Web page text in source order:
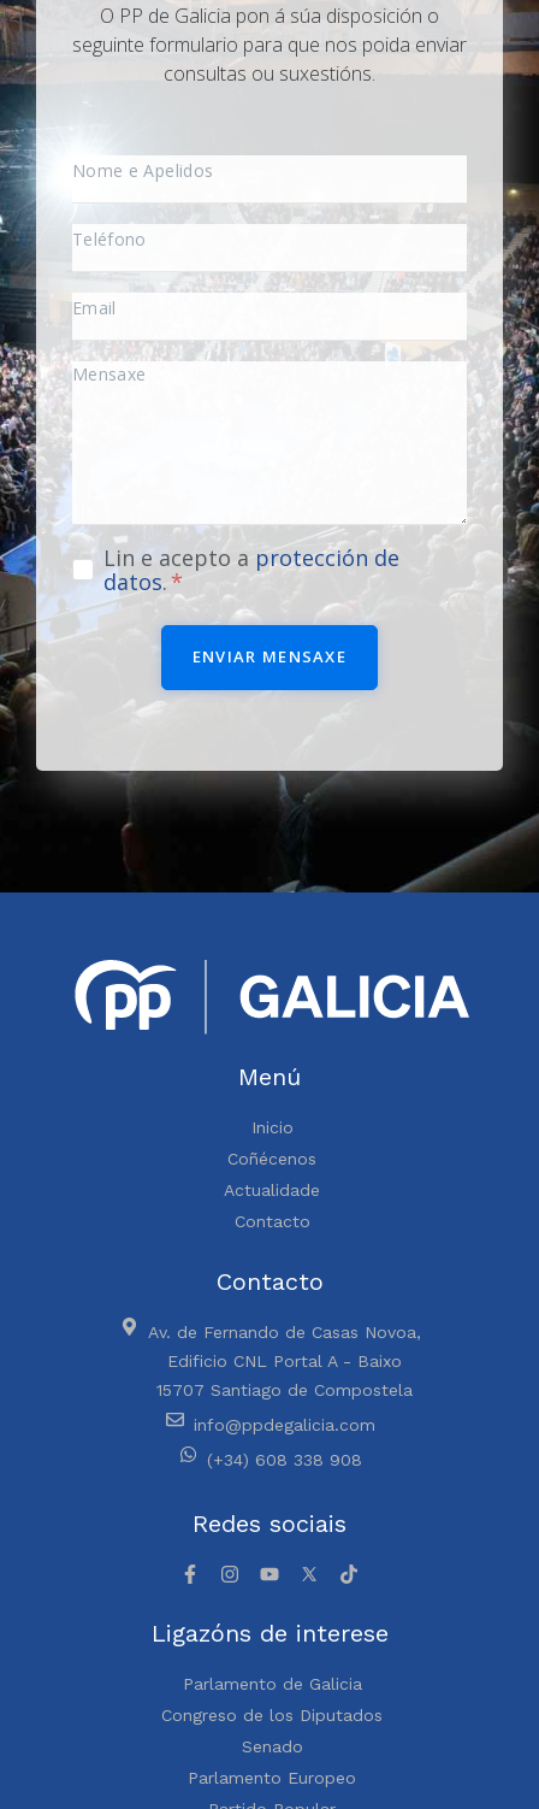
O PP de Galicia pon á súa disposición o
seguinte formulario para que nos poida enviar
consultas ou suxestións.
Lin e acepto a protección de
datos.
ENVIAR MENSAXE
Menú
Inicio
Coñécenos
Actualidade
Contacto
Contacto
Av. de Fernando de Casas Novoa,
Edificio CNL Portal A - Baixo
15707 Santiago de Compostela
info@ppdegalicia.com
(+34) 608 338 908
Redes sociais
Ligazóns de interese
Parlamento de Galicia
Congreso de los Diputados
Senado
Parlamento Europeo